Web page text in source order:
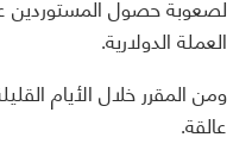
لصعوبة حصول
العملة الدولارية.
ومن المقرر خلال الأيام
عالقة.